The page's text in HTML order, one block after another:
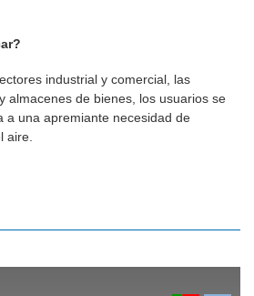
industrial y comercial, las
almacenes de bienes, los usuarios se
a una apremiante necesidad de
aire.